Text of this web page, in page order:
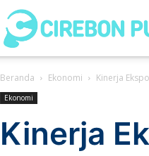
Beranda Ekonomi Kinerja
Ekonomi
Kinerja